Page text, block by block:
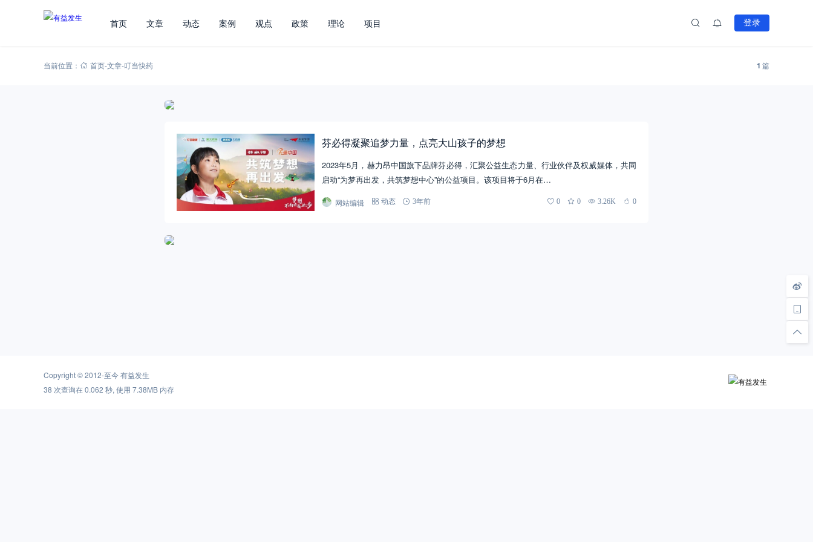
首页 文章 动态 案例 观点 政策 理论 项目 登录
当前位置： 首页-文章-叮当快药 1 篇
芬必得凝聚追梦力量，点亮大山孩子的梦想
2023年5月，赫力昂中国旗下品牌芬必得，汇聚公益生态力量、行业伙伴及权威媒体，共同
启动“为梦再出发，共筑梦想中心”的公益项目。该项目将于6月在…
网站编辑 动态 3年前 0 0 3.26K 0
Copyright © 2012-至今有益发生
38 次查询在 0.062 秒, 使用 7.38MB 内存